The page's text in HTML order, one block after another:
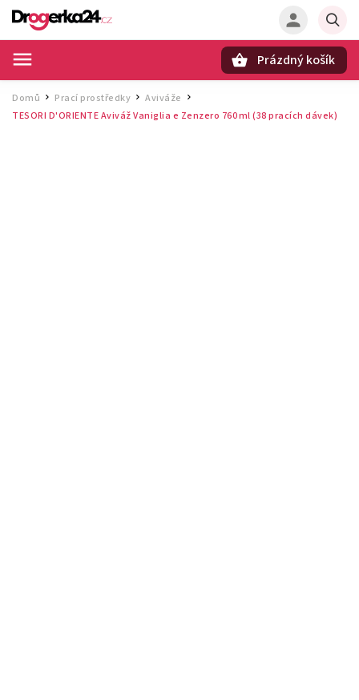
Prázdný košík
Domů / Prací prostředky / Aviváže
TESORI D'ORIENTE Aviváž Vaniglia e Zenzero 760 ml (38 pracích dávek)